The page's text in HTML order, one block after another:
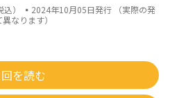
） ▪2024年10月05日発行 （実際の発
なります）
を読む